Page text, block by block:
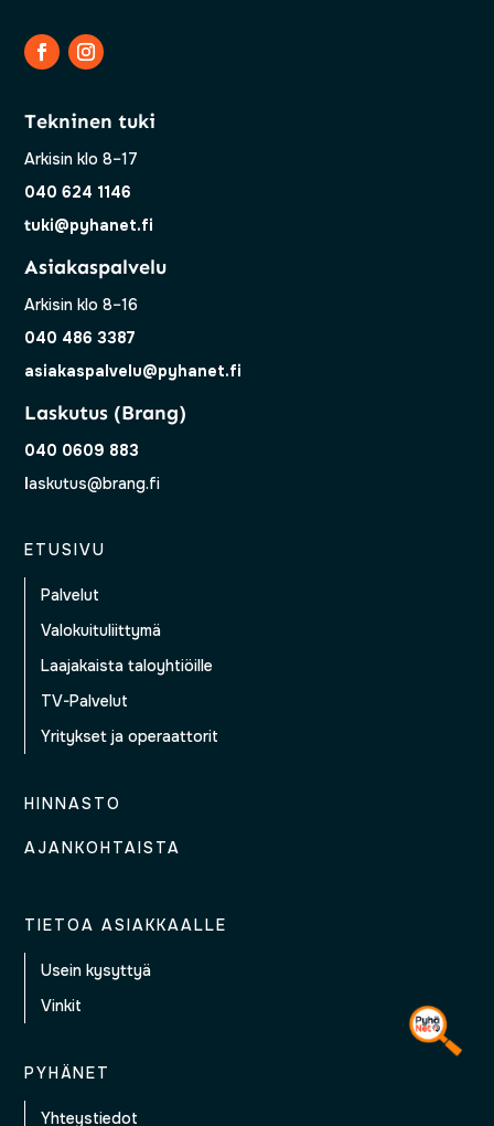
Tekninen tuki
Arkisin klo 8–17
040 624 1146
tuki@pyhanet.fi
Asiakaspalvelu
Arkisin klo 8–16
040 486 3387
asiakaspalvelu@pyhanet.fi
Laskutus (Brang)
040 0609 883
laskutus@brang.fi
ETUSIVU
Palvelut
Valokuituliittymä
Laajakaista taloyhtiöille
TV-Palvelut
Yritykset ja operaattorit
HINNASTO
AJANKOHTAISTA
TIETOA ASIAKKAALLE
Usein kysyttyä
Vinkit
PYHÄNET
Yhteystiedot